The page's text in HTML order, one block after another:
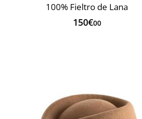
100% Fieltro de Lana
150€00